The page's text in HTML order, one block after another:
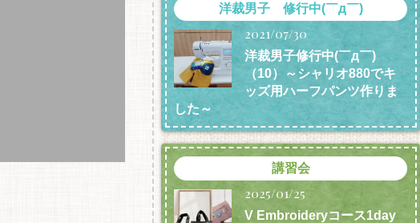
洋裁男子 修行中(￣д￣)
2021/07/30
洋裁男子修行中(￣д￣)
（10）～シャリオ880でキ
ッズ用ハーフパンツ作りま
した～
講習会
2025/01/25
V Embroideryコース1day